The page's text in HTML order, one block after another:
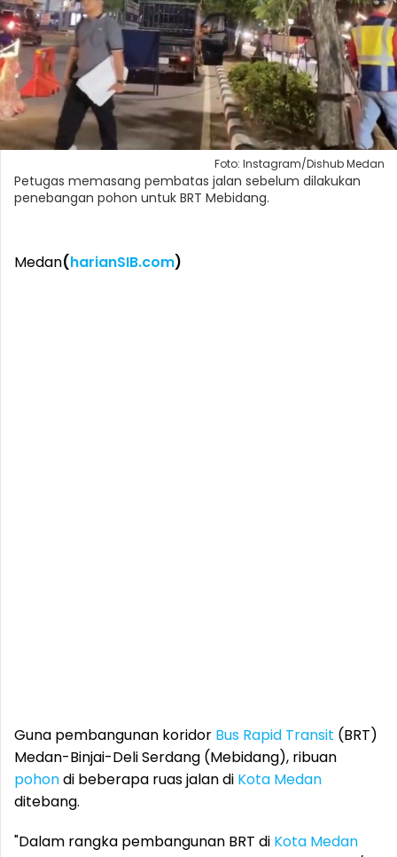
Foto: Instagram/Dishub Medan
Petugas memasang pembatas jalan sebelum dilakukan
penebangan pohon untuk BRT Mebidang.
Medan(harianSIB.com)
Guna pembangunan koridor Bus Rapid Transit (BRT)
Medan-Binjai-Deli Serdang (Mebidang), ribuan
pohondi beberapa ruas jalan di Kota Medan
ditebang.
"Dalam rangka pembangunan BRT di Kota Medan